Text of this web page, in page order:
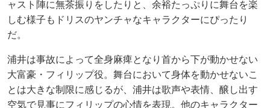
ャスト陣に無茶振りをしたりと、余裕たっぷりに舞台を楽
しむ様子もドリスのヤンチャなキャラクターにぴったり
だ。
浦井は事故によって全身麻痺となり首から下が動かせない
大富豪・フィリップ役。舞台において身体を動かせないこ
とは大きな制限に感じるが、浦井は歌声や表情、醸し出す
空気で見事にフィリップの心情を表現。他のキャラクター